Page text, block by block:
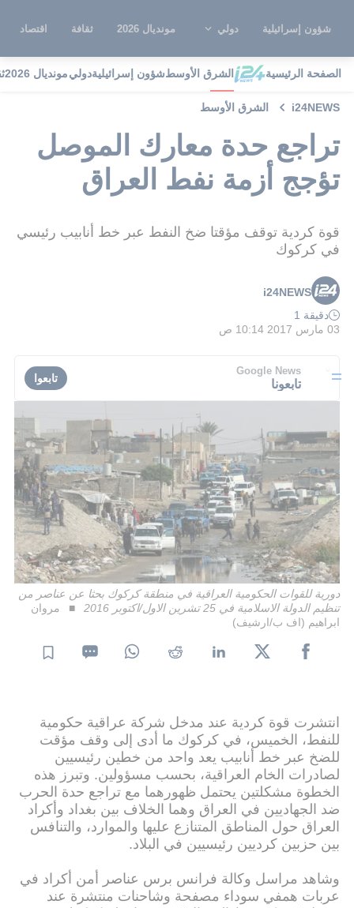
شؤون إسرائيلية دولي مونديال 2026 ثقافة اقتصاد
الصفحة الرئيسية الشرق الأوسطشؤون إسرائيليةدوليمونديال 2026
i24NEWS الشرق الأوسط
تراجع حدة معارك الموصل
تؤجج أزمة نفط العراق
قوة كردية توقف مؤقتا ضخ النفط عبر خط أنابيب رئيسي
في كركوك
i24NEWS
دقيقة 1
03 مارس 2017 10:14 ص
Google News
تابعونا تابعوا
دورية للقوات الحكومية العراقية في منطقة كركوك بحثا عن عناصر من
تنظيم الدولة الاسلامية في 25 تشرين الاول/اكتوبر 2016
مروان
ابراهيم (اف ب/ارشيف)
انتشرت قوة كردية عند مدخل شركة عراقية حكومية
للنفط، الخميس، في كركوك ما أدى إلى وقف مؤقت
للضخ عبر خط أنابيب يعد واحد من خطين رئيسيين
لصادرات الخام العراقية، بحسب مسؤولين. وتبرز هذه
الخطوة مشكلتين يحتمل ظهورهما مع تراجع حدة الحرب
ضد الجهاديين في العراق وهما الخلاف بين بغداد وأكراد
العراق حول المناطق المتنازع عليها والموارد، والتنافس
بين حزبين كرديين رئيسيين في البلاد.
وشاهد مراسل وكالة فرانس برس عناصر أمن أكراد في
عربات همفي سوداء مصفحة وشاحنات منتشرة عند